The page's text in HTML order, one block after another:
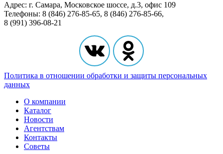
Адрес: г. Самара, Московское шоссе, д.3, офис 109
Телефоны: 8 (846) 276-85-65, 8 (846) 276-85-66,
8 (991) 396-08-21
Политика в отношении обработки и защиты персональных
данных
О компании
Каталог
Новости
Агентствам
Контакты
Советы